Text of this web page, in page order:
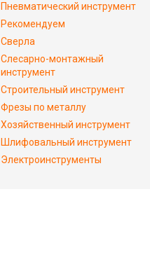
Пневматический инструмент
Рекомендуем
Сверла
Слесарно-монтажный
инструмент
Строительный инструмент
Фрезы по металлу
Хозяйственный инструмент
Шлифовальный инструмент
Электроинструменты